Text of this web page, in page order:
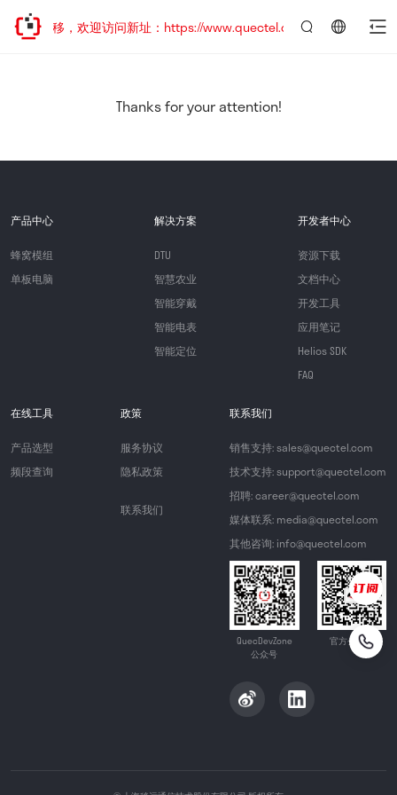
址已迁移，欢迎访问新址：https://www.quectel.com.cn
Thanks for your attention!
产品中心
蜂窝模组
单板电脑
解决方案
DTU
智慧农业
智能穿戴
智能电表
智能定位
开发者中心
资源下载
文档中心
开发工具
应用笔记
Helios SDK
FAQ
在线工具
产品选型
频段查询
政策
服务协议
隐私政策
联系我们
联系我们
销售支持: sales@quectel.com
技术支持: support@quectel.com
招聘: career@quectel.com
媒体联系: media@quectel.com
其他咨询: info@quectel.com
QuecDevZone
公众号
官方公众号